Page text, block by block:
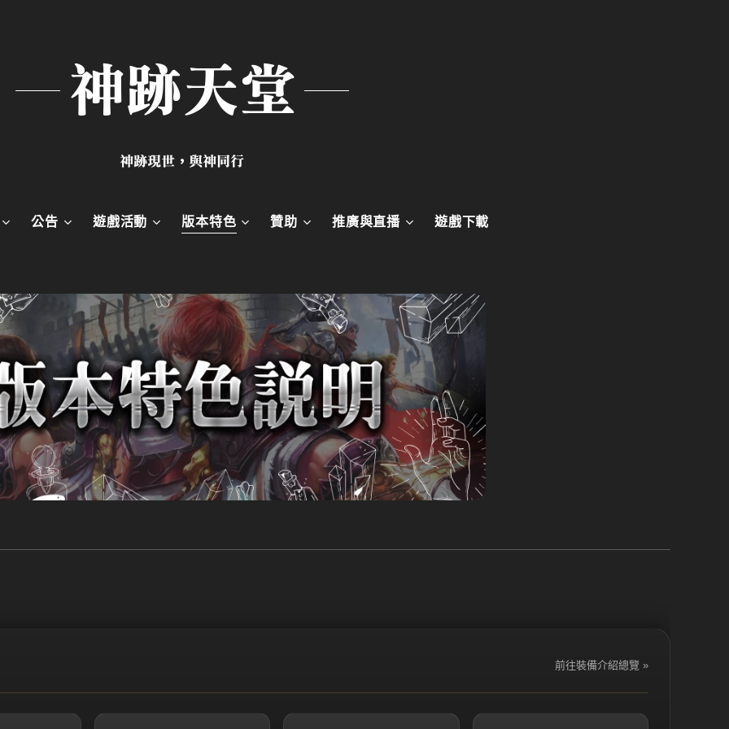
神跡天堂
神跡現世，與神同行
公告 遊戲活動 版本特色 贊助 推廣與直播 遊戲下載
前往裝備介紹總覽 »